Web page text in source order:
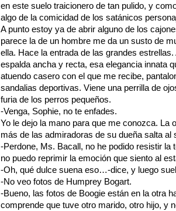
en este suelo traicionero de tan pulido, y
algo de la comicidad de los satánicos
A punto estoy ya de abrir alguno de los
parece la de un hombre me da un susto de
ella. Hace la entrada de las grandes
espalda ancha y recta, esa elegancia innata
atuendo casero con el que me recibe,
sandalias deportivas. Viene una perrilla de
furia de los perros pequeños.
-Venga, Sophie, no te enfades.
Yo le dejo la mano para que me conozca. La
más de las admiradoras de su dueña salta al
-Perdone, Ms. Bacall, no he podido resistir la
no puedo reprimir la emoción que siento al
-Oh, qué dulce suena eso…-dice, y luego
-No veo fotos de Humprey Bogart.
-Bueno, las fotos de Boogie están en la otra
comprende que tuve otro marido, otro hijo, y